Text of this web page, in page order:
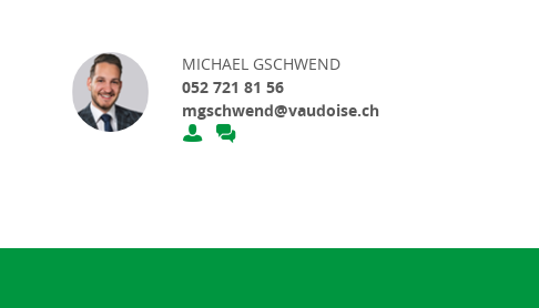
MICHAEL GSCHWEND
052 721 81 56
mgschwend@vaudoise.ch